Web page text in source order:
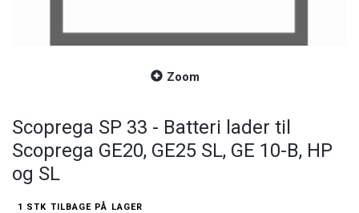
Zoom
Scoprega SP 33 - Batteri lader til
Scoprega GE20, GE25 SL, GE 10-B, HP
og SL
1 STK TILBAGE PÅ LAGER